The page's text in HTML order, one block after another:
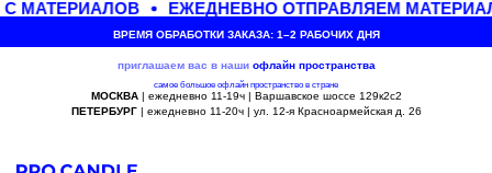
МАТЕРИАЛОВ ЕЖЕДНЕВНО ОТПРАВЛЯЕМ
ВРЕМЯ ОБРАБОТКИ ЗАКАЗА: 1–2 РАБОЧИХ ДНЯ
приглашаем вас в наши офлайн пространства
самое большое офлайн пространство в стране
МОСКВА| ежедневно 11-19ч | Варшавское шоссе 129к2с2
ПЕТЕРБУРГ| ежедневно 11-20ч | ул. 12-я Красноармейская д. 26